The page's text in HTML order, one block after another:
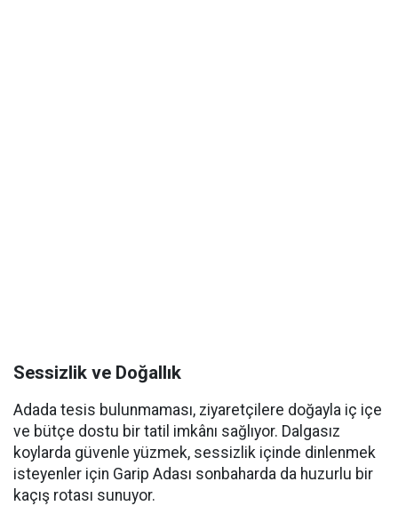
Sessizlik ve Doğallık
Adada tesis bulunmaması, ziyaretçilere doğayla iç içe
ve bütçe dostu bir tatil imkânı sağlıyor. Dalgasız
koylarda güvenle yüzmek, sessizlik içinde dinlenmek
isteyenler için Garip Adası sonbaharda da huzurlu bir
kaçış rotası sunuyor.